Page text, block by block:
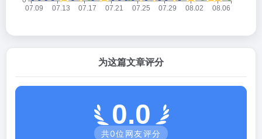
为这篇文章评分
0.0
共0位网友评分